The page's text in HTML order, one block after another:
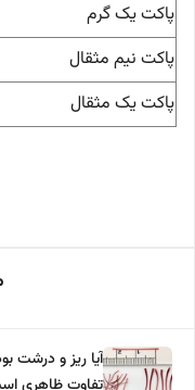
پاکت یک گرم
پاکت نیم مثقال
پاکت یک مثقال
آیا ریز و درشت